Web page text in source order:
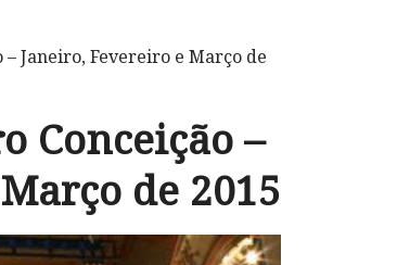
Janeiro, Fevereiro e Março de
Conceição –
de 2015